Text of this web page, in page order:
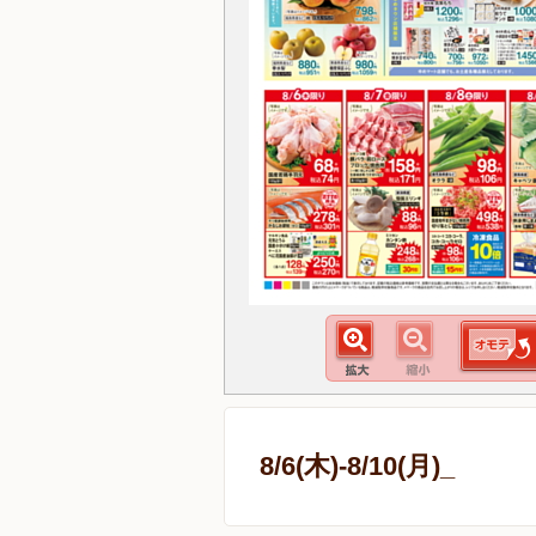
8/6(木)-8/10(月)_